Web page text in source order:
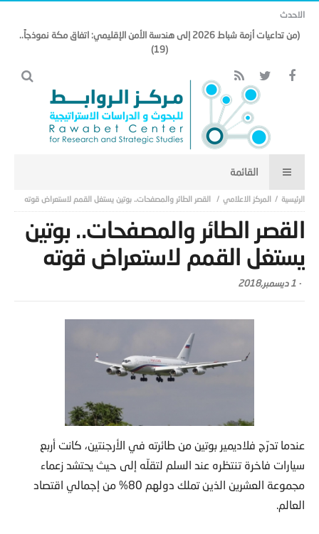
الاحدث
(من تداعيات أزمة شباط 2026 إلى هندسة الأمن الإقليمي: اتفاق مكة نموذجاً..
(19)
المركز الاعلامي القصر الطائر والمصفحات.. بوتين يستغل القمم لاستعراض قوته
القصر الطائر والمصفحات.. بوتين
يستغل القمم لاستعراض قوته
- 1 ديسمبر,2018
عندما تدرّج فلاديمير بوتين من طائرته في الأرجنتين، كانت أربع
سيارات فاخرة تنتظره عند السلم لتقلّه إلى حيث يحتشد زعماء
مجموعة العشرين الذين تملك دولهم 80% من إجمالي اقتصاد
العالم.